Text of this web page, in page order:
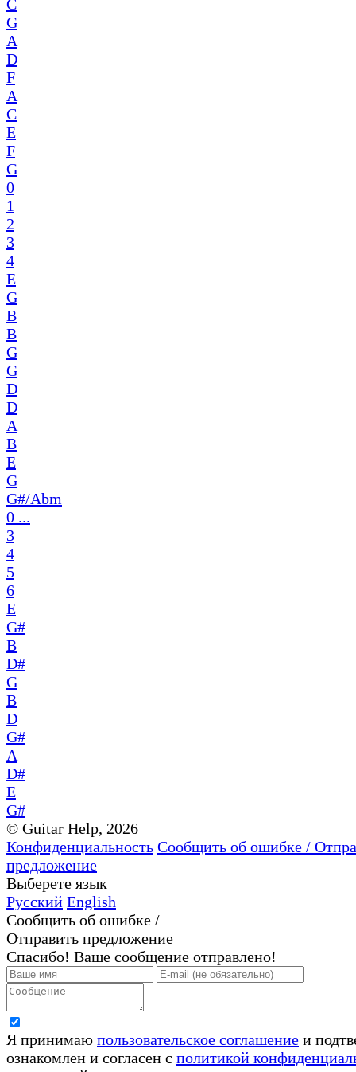
C
G
A
D
F
A
C
E
F
G
0
1
2
3
4
E
G
B
B
G
G
D
D
A
B
E
G
G#/Abm
0 ...
3
4
5
6
E
G#
B
D#
G
B
D
G#
A
D#
E
G#
© Guitar Help, 2026
Конфиденциальность Сообщить об ошибке /
предложение
Выберете язык
Русский English
Сообщить об ошибке /
Отправить предложение
Спасибо! Ваше сообщение отправлено!
Я принимаю пользовательское соглашение и
ознакомлен и согласен с политикой